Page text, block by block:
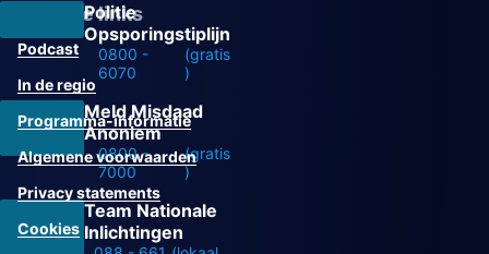
Politie
Opsporingstiplijn
0800 -
6070
(gratis
)
Meld Misdaad
Anoniem
0800 -
7000
(gratis
)
Team Nationale
Inlichtingen
Overige links
Podcast
In de regio
Programma-informatie
Algemene voorwaarden
Privacy statements
Cookies